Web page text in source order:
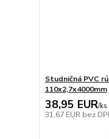
Studničná PVC
110x2,7x4000mm
38,95 EUR/ks
31,67 EUR bez